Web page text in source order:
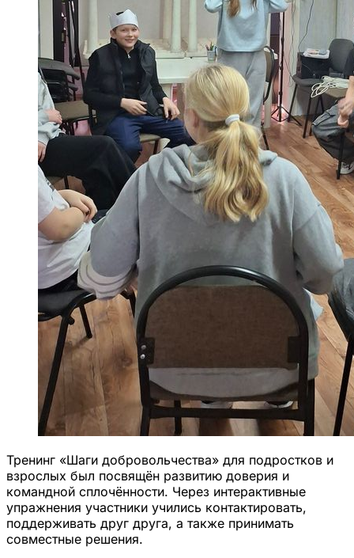
Тренинг «Шаги добровольчества» для подростков и
взрослых был посвящён развитию доверия и
командной сплочённости. Через интерактивные
упражнения участники учились контактировать,
поддерживать друг друга, а также принимать
совместные решения.